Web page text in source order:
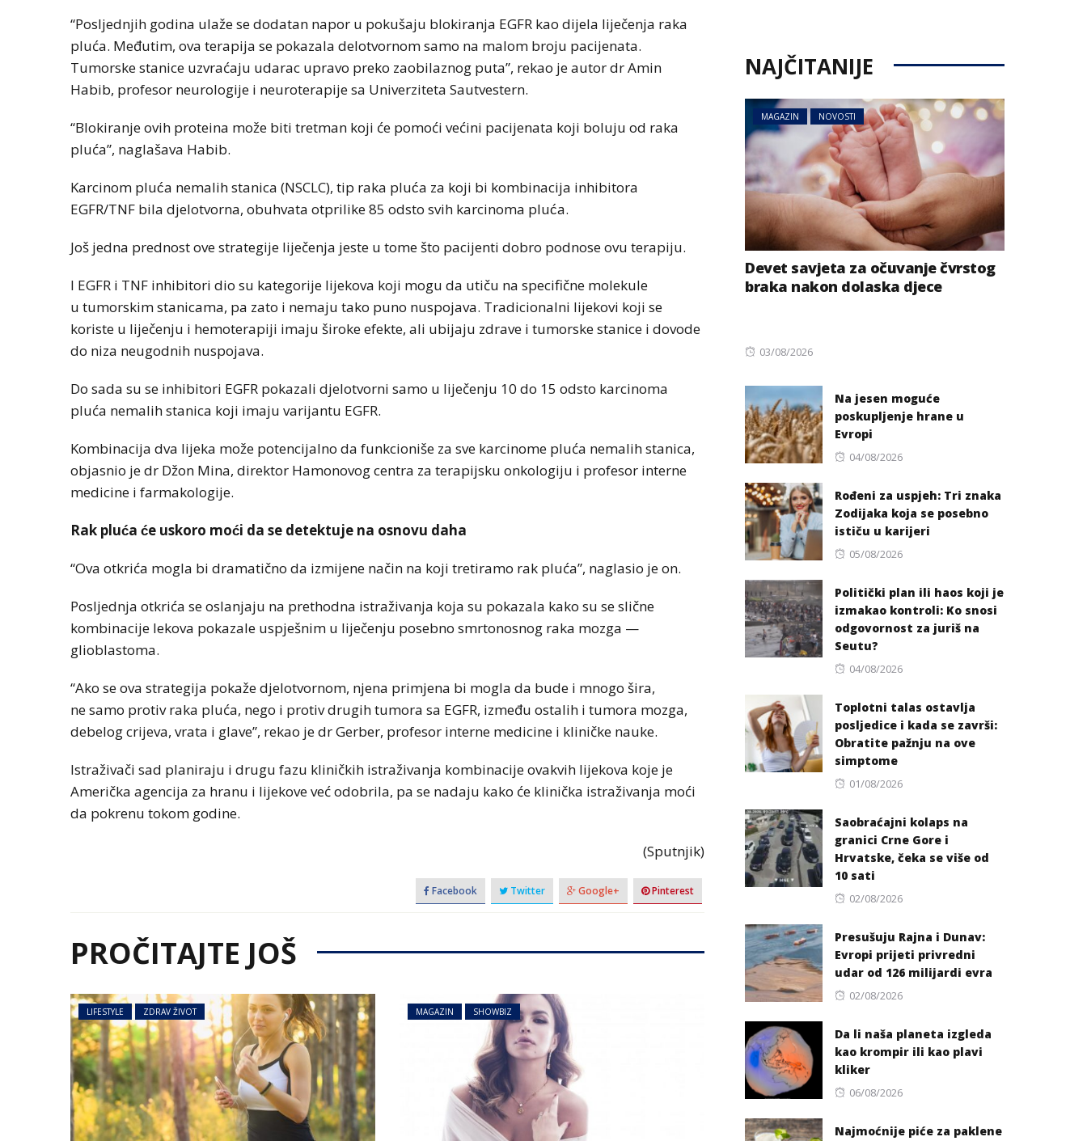
“Posljednjih godina ulaže se dodatan napor u pokušaju blokiranja EGFR kao dijela liječenja raka
pluća. Međutim, ova terapija se pokazala delotvornom samo na malom broju pacijenata.
Tumorske stanice uzvraćaju udarac upravo preko zaobilaznog puta”, rekao je autor dr Amin
Habib, profesor neurologije i neuroterapije sa Univerziteta Sautvestern.
“Blokiranje ovih proteina može biti tretman koji će pomoći većini pacijenata koji boluju od raka
pluća”, naglašava Habib.
Karcinom pluća nemalih stanica (NSCLC), tip raka pluća za koji bi kombinacija inhibitora
EGFR/TNF bila djelotvorna, obuhvata otprilike 85 odsto svih karcinoma pluća.
Još jedna prednost ove strategije liječenja jeste u tome što pacijenti dobro podnose ovu terapiju.
I EGFR i TNF inhibitori dio su kategorije lijekova koji mogu da utiču na specifične molekule
u tumorskim stanicama, pa zato i nemaju tako puno nuspojava. Tradicionalni lijekovi koji se
koriste u liječenju i hemoterapiji imaju široke efekte, ali ubijaju zdrave i tumorske stanice i dovode
do niza neugodnih nuspojava.
Do sada su se inhibitori EGFR pokazali djelotvorni samo u liječenju 10 do 15 odsto karcinoma
pluća nemalih stanica koji imaju varijantu EGFR.
Kombinacija dva lijeka može potencijalno da funkcioniše za sve karcinome pluća nemalih stanica,
objasnio je dr Džon Mina, direktor Hamonovog centra za terapijsku onkologiju i profesor interne
medicine i farmakologije.
Rak pluća će uskoro moći da se detektuje na osnovu daha
“Ova otkrića mogla bi dramatično da izmijene način na koji tretiramo rak pluća”, naglasio je on.
Posljednja otkrića se oslanjaju na prethodna istraživanja koja su pokazala kako su se slične
kombinacije lekova pokazale uspješnim u liječenju posebno smrtonosnog raka mozga —
glioblastoma.
“Ako se ova strategija pokaže djelotvornom, njena primjena bi mogla da bude i mnogo šira,
ne samo protiv raka pluća, nego i protiv drugih tumora sa EGFR, između ostalih i tumora mozga,
debelog crijeva, vrata i glave”, rekao je dr Gerber, profesor interne medicine i kliničke nauke.
Istraživači sad planiraju i drugu fazu kliničkih istraživanja kombinacije ovakvih lijekova koje je
Američka agencija za hranu i lijekove već odobrila, pa se nadaju kako će klinička istraživanja moći
da pokrenu tokom godine.
(Sputnjik)
Facebook Twitter Google+ Pinterest
PROČITAJTE JOŠ
LIFESTYLE ZDRAV ŽIVOT MAGAZIN SHOWBIZ
NAJČITANIJE
MAGAZIN NOVOSTI
Devet savjeta za očuvanje čvrstog
braka nakon dolaska djece
Posted
03/08/2026
Na jesen moguće
poskupljenje hrane u
Evropi
Posted
04/08/2026
Rođeni za uspjeh: Tri znaka
Zodijaka koja se posebno
ističu u karijeri
Posted
05/08/2026
Politički plan ili haos koji je
izmakao kontroli: Ko snosi
odgovornost za juriš na
Seutu?
Posted
04/08/2026
Toplotni talas ostavlja
posljedice i kada se završi:
Obratite pažnju na ove
simptome
Posted
01/08/2026
Saobraćajni kolaps na
granici Crne Gore i
Hrvatske, čeka se više od
10 sati
Posted
02/08/2026
Presušuju Rajna i Dunav:
Evropi prijeti privredni
udar od 126 milijardi evra
Posted
02/08/2026
Da li naša planeta izgleda
kao krompir ili kao plavi
kliker
Posted
06/08/2026
Najmoćnije piće za paklene